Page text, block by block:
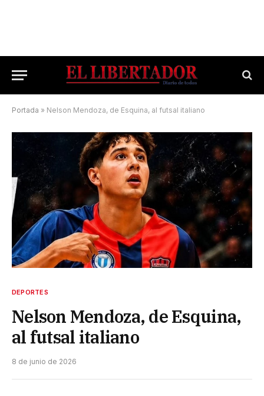
Portada » Nelson Mendoza, de Esquina, al futsal italiano
DEPORTES
Nelson Mendoza, de Esquina,
al futsal italiano
8 de junio de 2026